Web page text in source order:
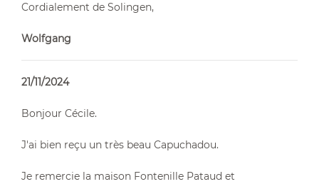
À partir de 9,50 €
Cordialement de Solingen,
Wolfgang
21/11/2024
Bonjour Cécile.
J'ai bien reçu un très beau Capuchadou.
Je remercie la maison Fontenille Pataud et